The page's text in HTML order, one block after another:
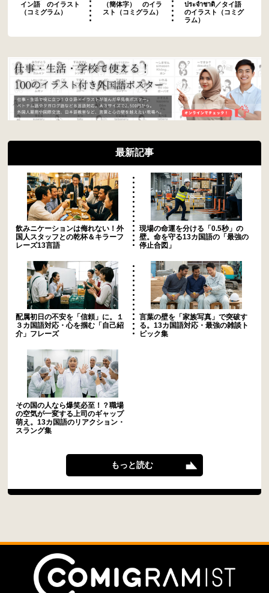
イン語 のイラスト
（コミグラム）
（簡体字） のイラ
スト（コミグラム）
ประจำชาติ／タイ語
のイラスト（コミグ
ラム）
最新記事
飲みニケーションは侮れない！外
国人スタッフとの乾杯＆キラーフ
レーズ13言語
現場の命運を分ける「0.5秒」の
壁。命を守る13カ国語の「最強の
停止合図」
配属初日の不安を「信頼」に。１
３カ国語対応・心を掴む「自己紹
介」フレーズ
言葉の壁を「家族写真」で突破す
る。13カ国語対応・最強の雑談ト
ピック集
その国の人なら爆笑必至！？職場
の空気が一変する上司のギャップ
萌え。13カ国語のリアクション・
スラング集
もっと読む